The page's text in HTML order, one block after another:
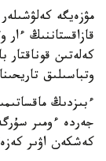
مۋزەيگە
قازاقستاننىڭ
كەلەتىن قوناقتار
وتباسىلىق
ءبىزدىڭ
جەردە ءومىر
كەشكەن اۋىر